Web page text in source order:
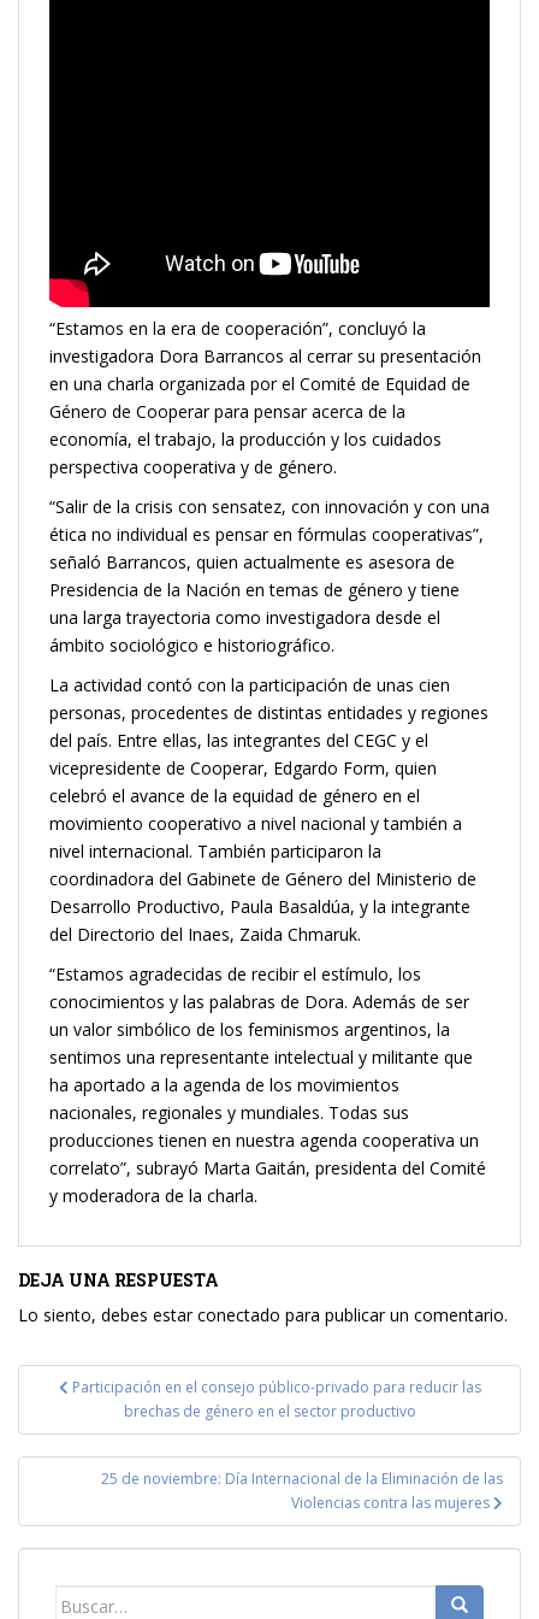
“Estamos en la era de cooperación”, concluyó la
investigadora Dora Barrancos al cerrar su presentación
en una charla organizada por el Comité de Equidad de
Género de Cooperar para pensar acerca de la
economía, el trabajo, la producción y los cuidados
perspectiva cooperativa y de género.
“Salir de la crisis con sensatez, con innovación y con una
ética no individual es pensar en fórmulas cooperativas”,
señaló Barrancos, quien actualmente es asesora de
Presidencia de la Nación en temas de género y tiene
una larga trayectoria como investigadora desde el
ámbito sociológico e historiográfico.
La actividad contó con la participación de unas cien
personas, procedentes de distintas entidades y regiones
del país. Entre ellas, las integrantes del CEGC y el
vicepresidente de Cooperar, Edgardo Form, quien
celebró el avance de la equidad de género en el
movimiento cooperativo a nivel nacional y también a
nivel internacional. También participaron la
coordinadora del Gabinete de Género del Ministerio de
Desarrollo Productivo, Paula Basaldúa, y la integrante
del Directorio del Inaes, Zaida Chmaruk.
“Estamos agradecidas de recibir el estímulo, los
conocimientos y las palabras de Dora. Además de ser
un valor simbólico de los feminismos argentinos, la
sentimos una representante intelectual y militante que
ha aportado a la agenda de los movimientos
nacionales, regionales y mundiales. Todas sus
producciones tienen en nuestra agenda cooperativa un
correlato”, subrayó Marta Gaitán, presidenta del Comité
y moderadora de la charla.
DEJA UNA RESPUESTA
Lo siento, debes estarconectado para publicar un comentario.
Navegación
entradas
Participación en el consejo público-privado para reducir las
brechas de género en el sector productivo
25 de noviembre: Día Internacional de la Eliminación de las
Violencias contra las mujeres
Buscar: